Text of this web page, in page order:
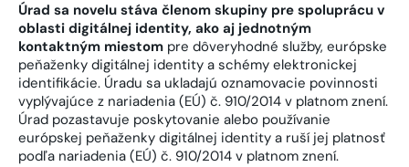
Úrad sa novelu stáva členom skupiny pre spoluprácu v
oblasti digitálnej identity, ako aj jednotným
kontaktným miestom pre dôveryhodné služby, európske
peňaženky digitálnej identity a schémy elektronickej
identifikácie. Úradu sa ukladajú oznamovacie povinnosti
vyplývajúce z nariadenia (EÚ) č. 910/2014 v platnom znení.
Úrad pozastavuje poskytovanie alebo používanie
európskej peňaženky digitálnej identity a ruší jej platnosť
podľa nariadenia (EÚ) č. 910/2014 v platnom znení.